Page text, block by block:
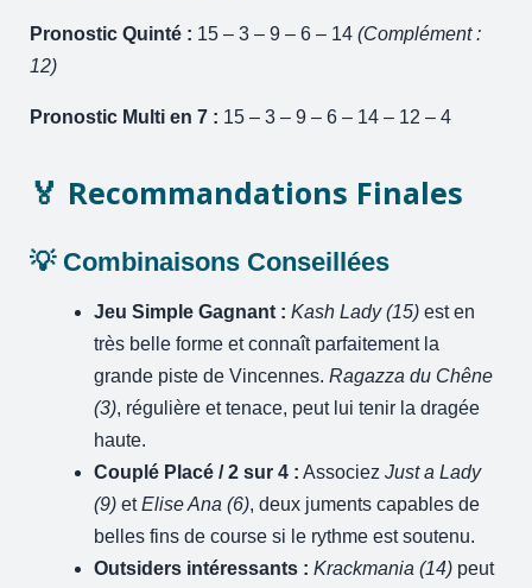
Pronostic Quinté : 15 – 3 – 9 – 6 – 14(Complément :
12)
Pronostic Multi en 7 : 15 – 3 – 9 – 6 – 14 – 12 – 4
🏅 Recommandations Finales
💡 Combinaisons Conseillées
Jeu Simple Gagnant : Kash Lady (15) est en
très belle forme et connaît parfaitement la
grande piste de Vincennes.Ragazza du Chêne
(3), régulière et tenace, peut lui tenir la dragée
haute.
Couplé Placé / 2 sur 4 : AssociezJust a Lady
(9) etElise Ana (6), deux juments capables de
belles fins de course si le rythme est soutenu.
Outsiders intéressants : Krackmania (14) peut